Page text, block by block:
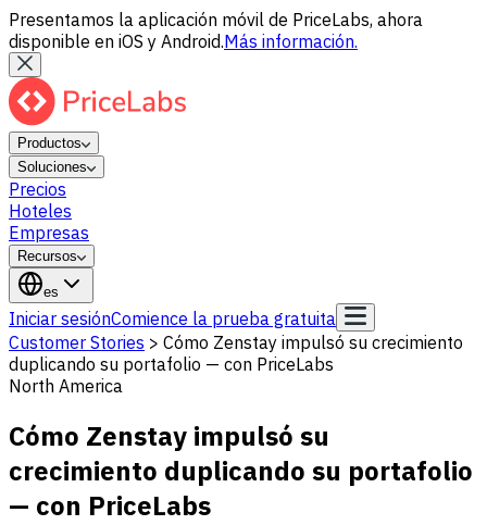
Presentamos la aplicación móvil de PriceLabs, ahora
disponible en iOS y Android.Más información.
Productos
Soluciones
Precios
Hoteles
Empresas
Recursos
es
Iniciar sesiónComience la prueba gratuita
Customer Stories > Cómo Zenstay impulsó su crecimiento
duplicando su portafolio — con PriceLabs
North America
Cómo Zenstay impulsó su
crecimiento duplicando su portafolio
— con PriceLabs